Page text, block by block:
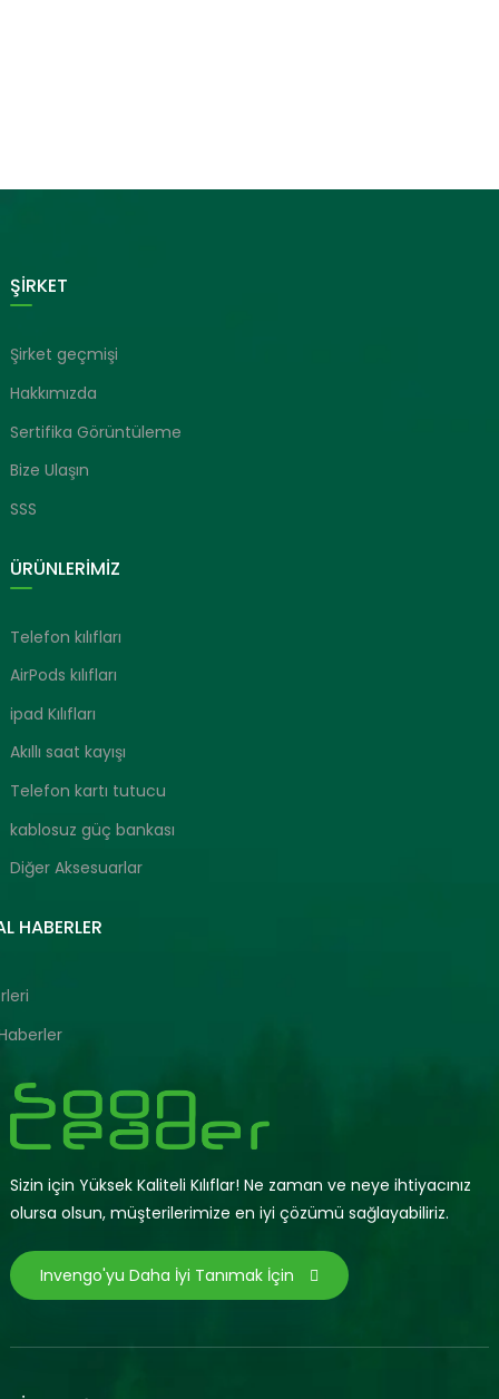
ŞİRKET
Şirket geçmişi
Hakkımızda
Sertifika Görüntüleme
Bize Ulaşın
SSS
ÜRÜNLERIMIZ
Telefon kılıfları
AirPods kılıfları
ipad Kılıfları
Akıllı saat kayışı
Telefon kartı tutucu
kablosuz güç bankası
Diğer Aksesuarlar
HABERLER
Sizin için Yüksek Kaliteli Kılıflar! Ne zaman ve neye ihtiyacınız
olursa olsun, müşterilerimize en iyi çözümü sağlayabiliriz.
Invengo'yu Daha İyi Tanımak İçin